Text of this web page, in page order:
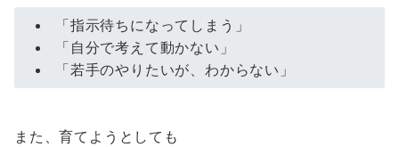
「指示待ちになってしまう」
「自分で考えて動かない」
「若手のやりたいが、わからない」
また、育てようとしても